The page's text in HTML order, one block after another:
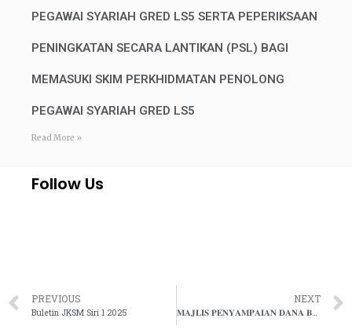
PEGAWAI SYARIAH GRED LS5 SERTA PEPERIKSAAN
PENINGKATAN SECARA LANTIKAN (PSL) BAGI
MEMASUKI SKIM PERKHIDMATAN PENOLONG
PEGAWAI SYARIAH GRED LS5
Read More »
Follow Us
PREVIOUS
Buletin JKSM Siri 1 2025
NEXT
𝐌𝐀𝐉𝐋𝐈𝐒 𝐏𝐄𝐍𝐘𝐀𝐌𝐏𝐀𝐈𝐀𝐍 𝐃𝐀𝐍𝐀 𝐁𝐀𝐍𝐓𝐔𝐀𝐍 𝐍𝐀𝐅𝐊𝐀𝐇 𝐁𝐀𝐇𝐀𝐆𝐈𝐀𝐍 𝐒𝐎𝐊𝐎𝐍𝐆𝐀𝐍 𝐊𝐄𝐋𝐔𝐀𝐑𝐆𝐀 𝐉𝐀𝐁𝐀𝐓𝐀𝐍 𝐊𝐄𝐇𝐀𝐊𝐈𝐌𝐀𝐍 𝐒𝐘𝐀𝐑𝐈𝐀𝐇 𝐍𝐄𝐆𝐄𝐑𝐈 𝐊𝐄𝐋𝐀𝐍𝐓𝐀𝐍 𝐓𝐀𝐇𝐔𝐍 𝟐𝟎𝟐𝟓